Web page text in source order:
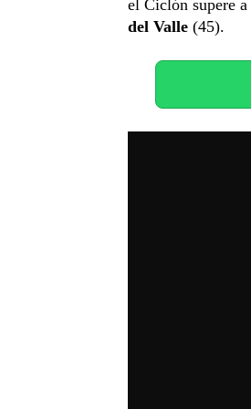
el Ciclón supere a
del Valle (45).